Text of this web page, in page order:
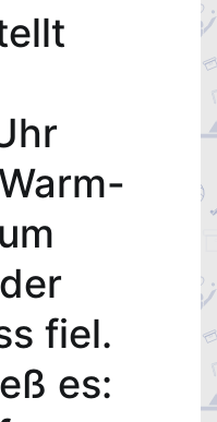
fiel.
es: